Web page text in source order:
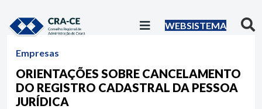
WEBSISTEMA
Empresas
ORIENTAÇÕES SOBRE CANCELAMENTO
DO REGISTRO CADASTRAL DA PESSOA
JURÍDICA